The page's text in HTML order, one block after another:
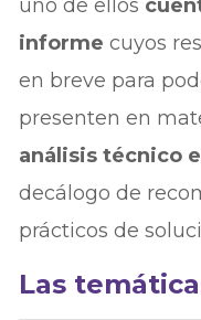
uno de ellos
informe cuyos
en breve para
presenten en
análisis técnico
decálogo de
prácticos de
Las